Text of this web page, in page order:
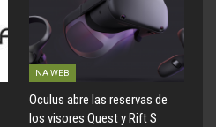
NA WEB
Oculus abre las reservas de
los visores Quest y Rift S